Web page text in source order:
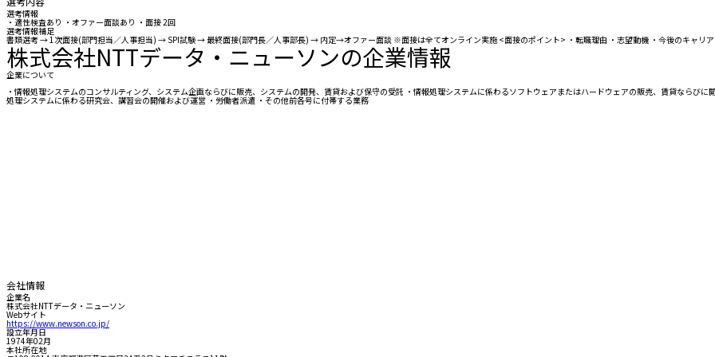
選考情報
・適性検査あり ・オファー面談あり ・面接 2回
選考情報補足
書類選考 → 1次面接(部門担当／人事担当) → SPI試験 → 最終面接(部門長／人事部長) → 内定→オファー面談 ※面接は全てオンライン実施 <面接のポイント> ・転職理由 ・志望動機 ・今後のキャリ
株式会社NTTデータ・ニューソンの企業情報
企業について
・情報処理システムのコンサルティング、システム企画ならびに販売、システムの開発、賃貸および保守の受託 ・情報処理システムに係わるソフトウェアまたはハードウェアの販売、賃貸ならび
処理システムに係わる研究会、講習会の開催および運営 ・労働者派遣 ・その他前各号に付帯する業務
会社情報
企業名
株式会社NTTデータ・ニューソン
Webサイト
https://www.newson.co.jp/
設立年月日
1974年02月
本社所在地